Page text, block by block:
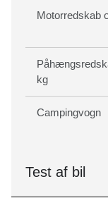
Motorredskab
kg
Campingvogn
Test af bil